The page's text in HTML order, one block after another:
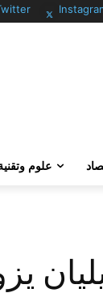
علوم